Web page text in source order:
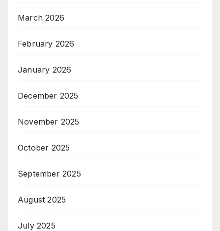
March 2026
February 2026
January 2026
December 2025
November 2025
October 2025
September 2025
August 2025
July 2025